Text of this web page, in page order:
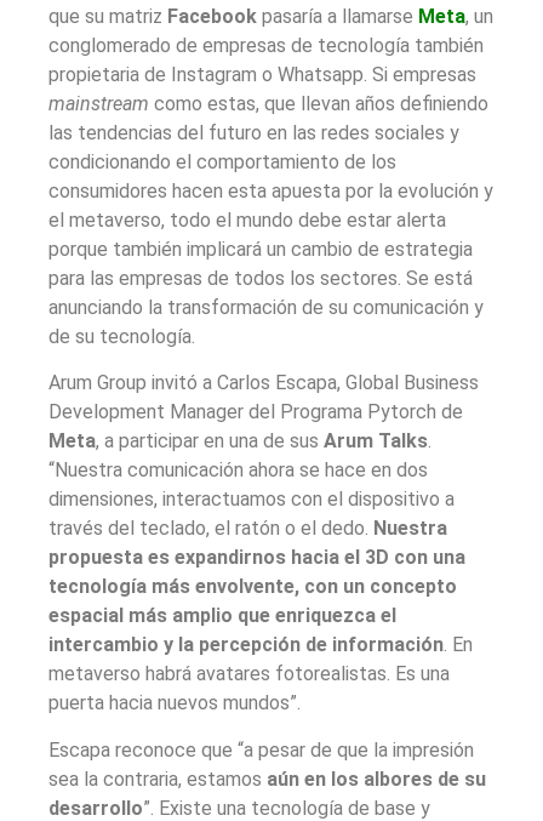
que su matriz Facebook pasaría a llamarse Meta, un
conglomerado de empresas de tecnología también
propietaria de Instagram o Whatsapp. Si empresas
mainstream como estas, que llevan años definiendo
las tendencias del futuro en las redes sociales y
condicionando el comportamiento de los
consumidores hacen esta apuesta por la evolución y
el metaverso, todo el mundo debe estar alerta
porque también implicará un cambio de estrategia
para las empresas de todos los sectores. Se está
anunciando la transformación de su comunicación y
de su tecnología.
Arum Group invitó a Carlos Escapa, Global Business
Development Manager del Programa Pytorch de
Meta, a participar en una de sus Arum Talks.
“Nuestra comunicación ahora se hace en dos
dimensiones, interactuamos con el dispositivo a
través del teclado, el ratón o el dedo. Nuestra
propuesta es expandirnos hacia el 3D con una
tecnología más envolvente, con un concepto
espacial más amplio que enriquezca el
intercambio y la percepción de información. En
metaverso habrá avatares fotorealistas. Es una
puerta hacia nuevos mundos”.
Escapa reconoce que “a pesar de que la impresión
sea la contraria, estamos aún en los albores de su
desarrollo”. Existe una tecnología de base y